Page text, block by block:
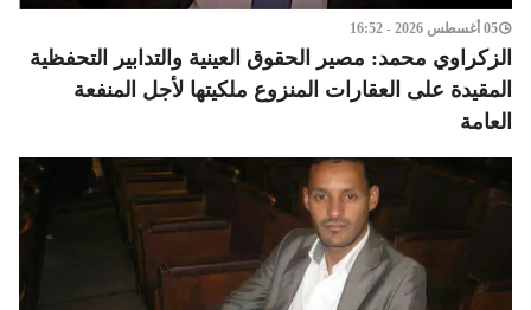
05 أغسطس 2026 - 16:52
الزكراوي محمد: مصير الحقوق العينية والتدابير التحفظية
المقيدة على العقارات المنزوع ملكيتها لأجل المنفعة
العامة